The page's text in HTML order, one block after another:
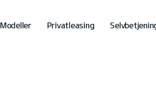
Modeller Privatleasing